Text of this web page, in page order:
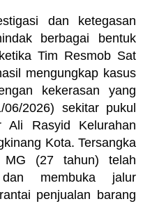
dan ketegasan
berbagai bentuk
Tim Resmob Sat
mengungkap kasus
kekerasan yang
2026) sekitar pukul
Rasyid Kelurahan
Kota. Tersangka
MG (27 tahun) telah
dan membuka jalur
penjualan barang